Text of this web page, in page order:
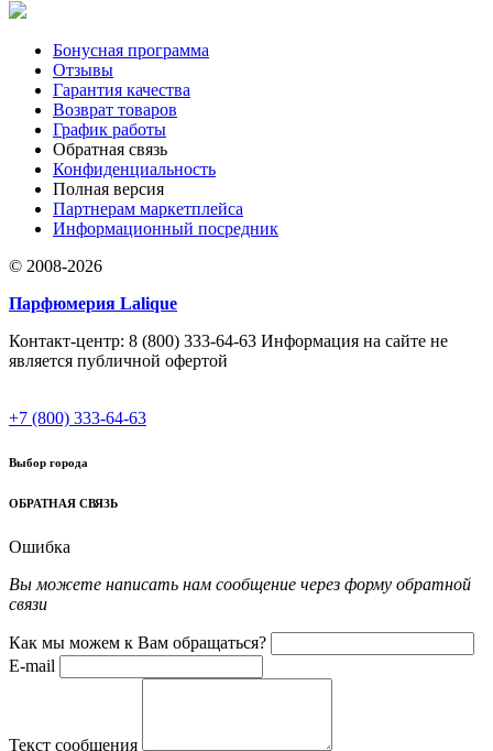
Бонусная программа
Отзывы
Гарантия качества
Возврат товаров
График работы
Обратная связь
Конфиденциальность
Полная версия
Партнерам маркетплейса
Информационный посредник
© 2008-2026
Парфюмерия Lalique
Контакт-центр: 8 (800) 333-64-63 Информация на сайте не
является публичной офертой
+7 (800) 333-64-63
Выбор города
ОБРАТНАЯ СВЯЗЬ
Ошибка
Вы можете написать нам сообщение через форму обратной
связи
Как мы можем к Вам обращаться?
E-mail
Текст сообщения